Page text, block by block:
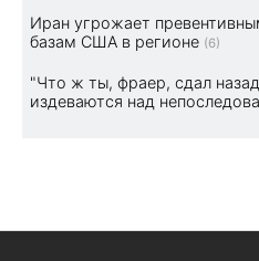
Иран угрожает
базам США в регионе (6)
"Что ж ты, фраер, сдал
издеваются над